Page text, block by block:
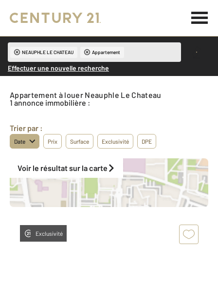
NEAUPHLE LE CHATEAU Appartement
Effectuer une nouvelle recherche
Appartement à louer Neauphle Le Chateau
1 annonce immobilière :
Trier par :
Date Prix Surface Exclusivité DPE
Voir le résultat sur la carte
Exclusivité